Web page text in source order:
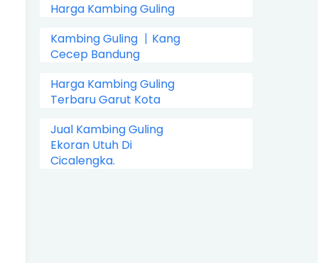
Harga Kambing Guling
Kambing Guling 丨Kang
Cecep Bandung
Harga Kambing Guling
Terbaru Garut Kota
Jual Kambing Guling
Ekoran Utuh Di
Cicalengka.